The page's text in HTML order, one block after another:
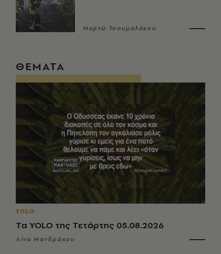
Μυρτώ Τσουμαλάκου
ΘΕΜΑΤΑ
YOLO
Τα YOLO της Τετάρτης 05.08.2026
Λίνα Μανδράκου